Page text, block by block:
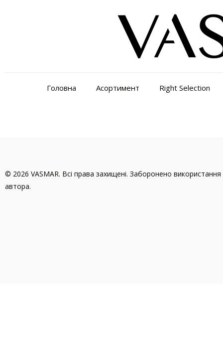
Головна Асортимент Right Selection
© 2026 VASMAR. Всі права захищені. Заборонено використання
автора.